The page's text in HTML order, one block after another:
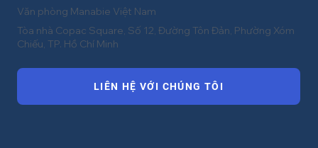
Văn phòng Manabie Việt Nam
Tòa nhà Copac Square, Số 12, Đường Tôn Đản, Phường Xóm
Chiếu, TP. Hồ Chí Minh
LIÊN HỆ VỚI CHÚNG TÔI